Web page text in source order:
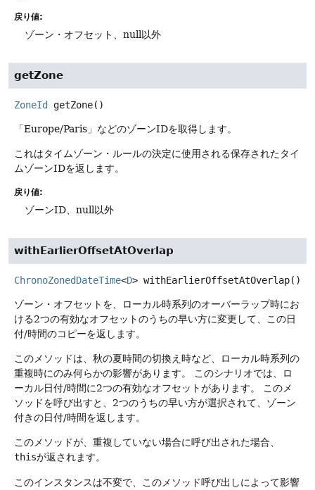
戻り値:
ゾーン・オフセット、null以外
getZone
ZoneId getZone()
「Europe/Paris」などのゾーンIDを取得します。
これはタイムゾーン・ルールの決定に使用される保存されたタイ
ムゾーンIDを返します。
戻り値:
ゾーンID、null以外
withEarlierOffsetAtOverlap
ChronoZonedDateTime<D> withEarlierOffsetAtOverlap()
ゾーン・オフセットを、ローカル時系列のオーバーラップ時にお
ける2つの有効なオフセットのうちの早い方に変更して、この日
付/時間のコピーを返します。
このメソッドは、秋の夏時間の切換え時など、ローカル時系列の
重複時にのみ何らかの影響があります。
このシナリオでは、ロ
ーカル日付/時間に2つの有効なオフセットがあります。
このメ
ソッドを呼び出すと、2つのうちの早い方が選択されて、ゾーン
付きの日付/時間を返します。
このメソッドが、重複していない場合に呼び出された場合、
thisが返されます。
このインスタンスは不変で、このメソッド呼び出しによって影響